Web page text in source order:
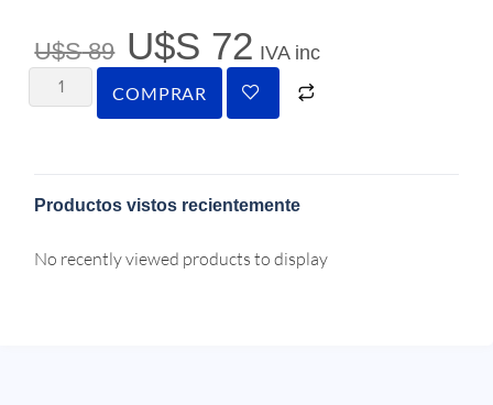
U$S89 U$S 72 IVA inc
COMPRAR
Productos vistos recientemente
No recently viewed products to display